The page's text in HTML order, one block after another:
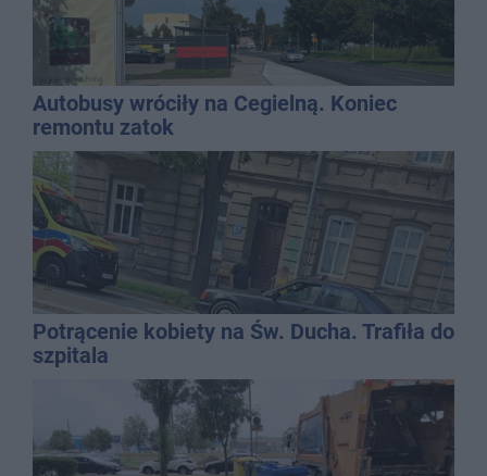
Autobusy wróciły na Cegielną. Koniec
remontu zatok
Potrącenie kobiety na Św. Ducha. Trafiła do
szpitala